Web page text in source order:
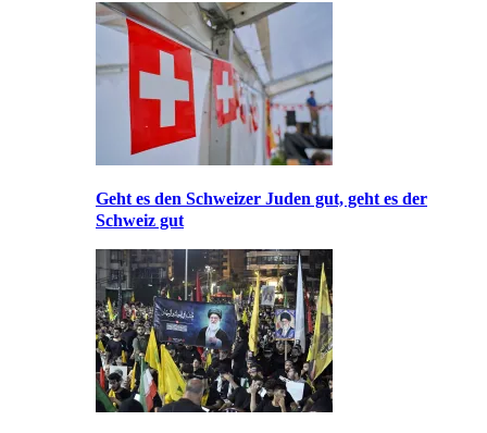
Geht es den Schweizer Juden gut, geht es der
Schweiz gut